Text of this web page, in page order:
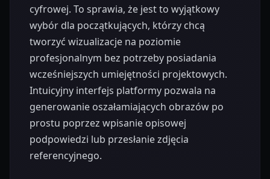
cyfrowej. To sprawia, że jest to wyjątkowy
wybór dla początkujących, którzy chcą
tworzyć wizualizacje na poziomie
profesjonalnym bez potrzeby posiadania
wcześniejszych umiejętności projektowych.
Intuicyjny interfejs platformy pozwala na
generowanie oszałamiających obrazów po
prostu poprzez wpisanie opisowej
podpowiedzi lub przesłanie zdjęcia
referencyjnego.